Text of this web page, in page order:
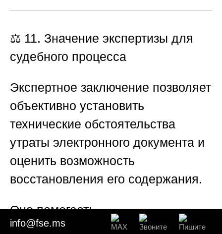
⚖️ 11. Значение экспертизы для
судебного процесса
Экспертное заключение позволяет
объективно установить
технические обстоятельства
утраты электронного документа и
оценить возможность
восстановления его содержания.
Оно помогает:
info@fse.ms